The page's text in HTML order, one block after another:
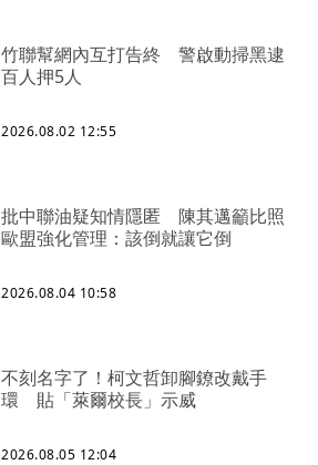
竹聯幫網內互打告終 警啟動掃黑逮
百人押5人
2026.08.02 12:55
批中聯油疑知情隱匿 陳其邁籲比照
歐盟強化管理：該倒就讓它倒
2026.08.04 10:58
不刻名字了！柯文哲卸腳鐐改戴手
環 貼「萊爾校長」示威
2026.08.05 12:04